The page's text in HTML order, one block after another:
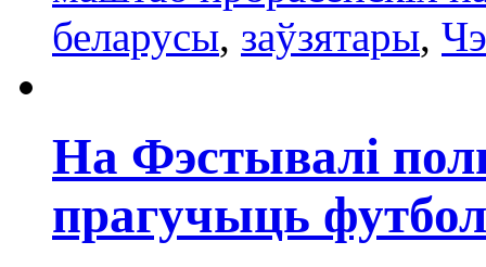
беларусы, заўзятары,
На Фэстывалі
прагучыць